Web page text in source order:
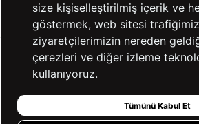
YARDIM
BİZE ULAŞIN
HIZLI ERİŞİM
size kişiselleştirilmiş içerik ve
göstermek, web sitesi
ziyaretçilerimizin nereden
çerezleri ve diğer izleme
kullanıyoruz.
Tümünü Kabul Et